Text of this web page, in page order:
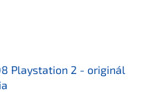
08 Playstation 2 - originál